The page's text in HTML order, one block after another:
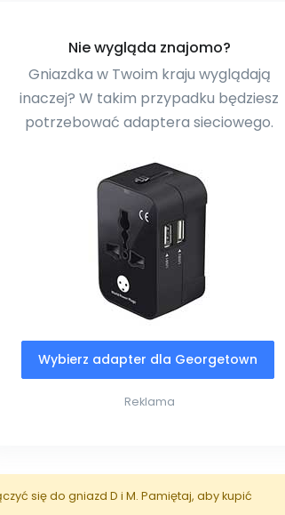
Nie wygląda znajomo?
Gniazdka w Twoim kraju wyglądają
inaczej? W takim przypadku będziesz
potrzebować adaptera sieciowego.
Wybierz adapter dla Georgetown
Reklama
się do gniazd D i M. Pamiętaj, aby kupić